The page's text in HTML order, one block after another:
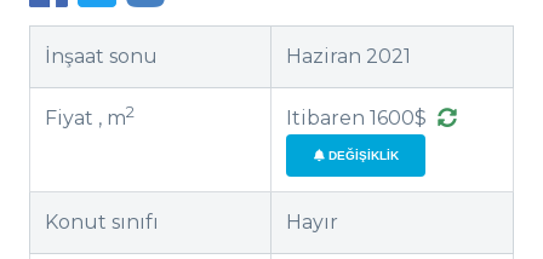
İnşaat sonu Haziran 2021
Fiyat , m2 Itibaren 1600$
DEĞIŞIKLIK
Konut sınıfı Hayır